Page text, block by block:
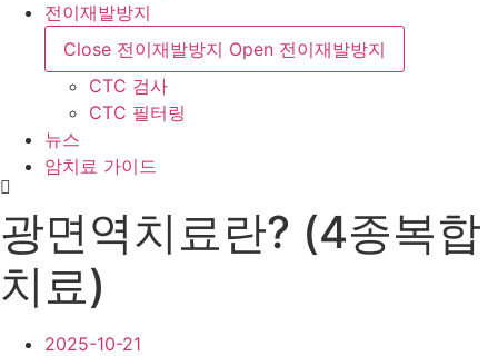
전이재발방지
Close 전이재발방지 Open 전이재발방지
CTC 검사
CTC 필터링
뉴스
암치료 가이드
광면역치료란? (4종복합
치료)
2025-10-21